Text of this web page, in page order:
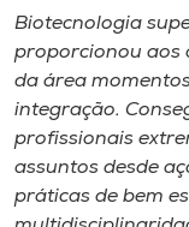
Biotecnologia
proporcionou aos
da área
integração.
profissionais
assuntos desde
práticas de bem